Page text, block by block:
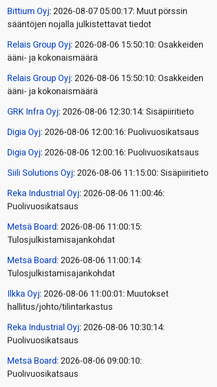
Bittium Oyj: 2026-08-07 05:00:17: Muut pörssin
sääntöjen nojalla julkistettavat tiedot
Relais Group Oyj: 2026-08-06 15:50:10: Osakkeiden
ääni- ja kokonaismäärä
Relais Group Oyj: 2026-08-06 15:50:10: Osakkeiden
ääni- ja kokonaismäärä
GRK Infra Oyj: 2026-08-06 12:30:14: Sisäpiiritieto
Digia Oyj: 2026-08-06 12:00:16: Puolivuosikatsaus
Digia Oyj: 2026-08-06 12:00:16: Puolivuosikatsaus
Siili Solutions Oyj: 2026-08-06 11:15:00: Sisäpiiritieto
Reka Industrial Oyj: 2026-08-06 11:00:46:
Puolivuosikatsaus
Metsä Board: 2026-08-06 11:00:15:
Tulosjulkistamisajankohdat
Metsä Board: 2026-08-06 11:00:14:
Tulosjulkistamisajankohdat
Ilkka Oyj: 2026-08-06 11:00:01: Muutokset
hallitus/johto/tilintarkastus
Reka Industrial Oyj: 2026-08-06 10:30:14:
Puolivuosikatsaus
Metsä Board: 2026-08-06 09:00:10:
Puolivuosikatsaus